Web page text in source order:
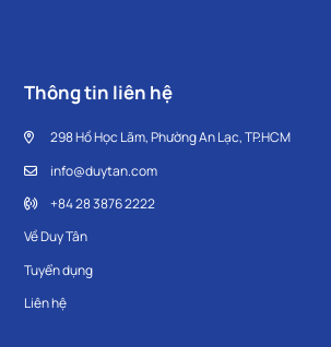
Thông tin liên hệ
298 Hồ Học Lãm, Phường An Lạc, TP.HCM
info@duytan.com
+84 28 3876 2222
Về Duy Tân
Tuyển dụng
Liên hệ